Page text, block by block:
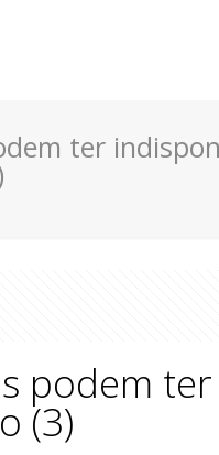
ter
podem
(3)